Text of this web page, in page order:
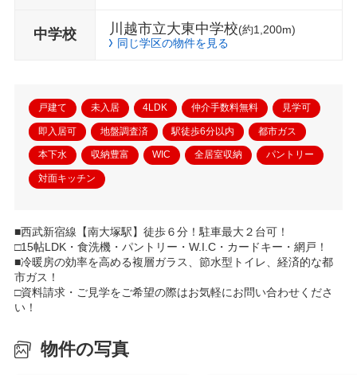
中学校 川越市立大東中学校(約1,200m)
同じ学区の物件を見る
戸建て 未入居 4LDK 仲介手数料無料 見学可
即入居可 地盤調査済 駅徒歩6分以内 都市ガス
本下水 収納豊富 WIC 全居室収納 パントリー
対面キッチン
■西武新宿線【南大塚駅】徒歩６分！駐車最大２台可！
□15帖LDK・食洗機・パントリー・W.I.C・カードキー・網戸！
■冷暖房の効率を高める複層ガラス、節水型トイレ、経済的な都
市ガス！
□資料請求・ご見学をご希望の際はお気軽にお問い合わせくださ
い！
物件の写真